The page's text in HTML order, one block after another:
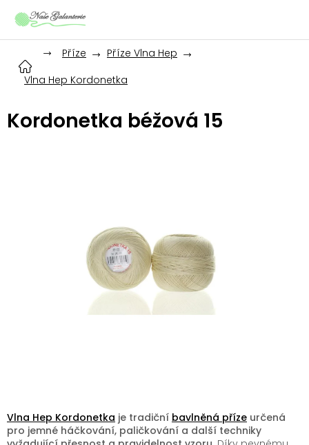
Příze
Příze Vlna Hep
Vlna Hep Kordonetka
Kordonetka béžová 15
Vlna Hep Kordonetka je tradiční bavlněná příze určená
pro jemné háčkování, paličkování a další techniky